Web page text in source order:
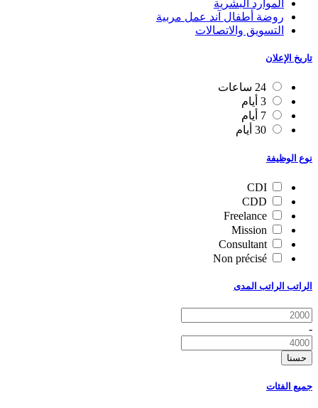
الموارد البشرية
روضة أطفال آند عمل مربية
التسويق والاتصالات
تاريخ الإعلان
24 ساعات
3 أيام
7 أيام
30 أيام
نوع الوظيفة
CDI
CDD
Freelance
Mission
Consultant
Non précisé
الراتب الراتب المدى
-
حسنا
جميع الفئات